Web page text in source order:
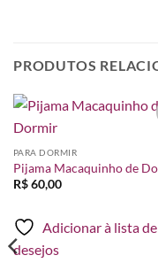
PRODUTOS
PARA DORMIR
Pijama Macaquinho de
R$60,00
Adicionar à lista de
desejos